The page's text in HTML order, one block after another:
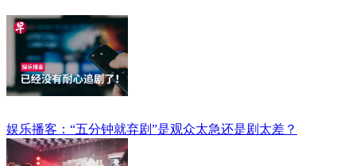
娱乐播客：“五分钟就弃剧”是观众太急还是剧太差？